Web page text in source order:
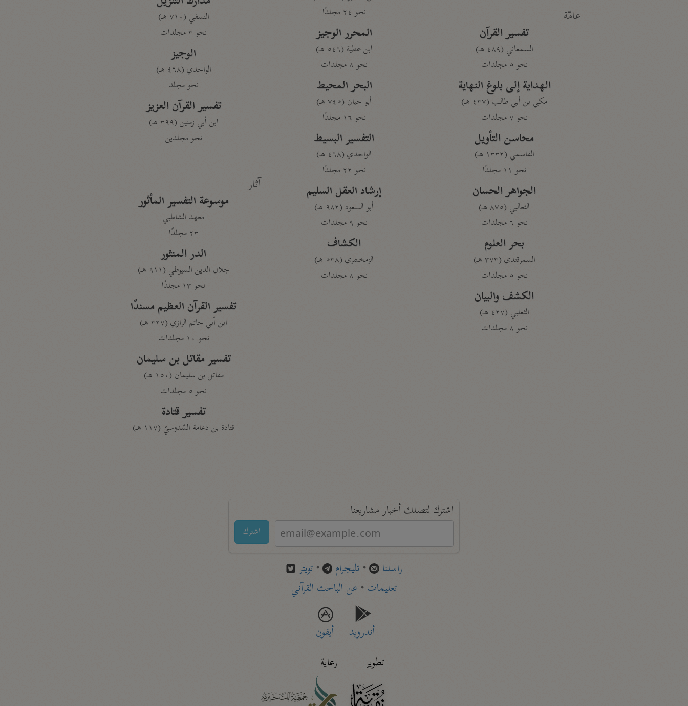
عامّة
تفسير القرآن
السمعاني (٤٨٩ هـ)
نحو ٥ مجلدات
الهداية إلى بلوغ النهاية
مكي بن أبي طالب (٤٣٧ هـ)
نحو ٧ مجلدات
محاسن التأويل
القاسمي (١٣٣٢ هـ)
نحو ١١ مجلدًا
الجواهر الحسان
الثعالبي (٨٧٥ هـ)
نحو ٦ مجلدات
بحر العلوم
السمرقندي (٣٧٣ هـ)
نحو ٥ مجلدات
الكشف والبيان
الثعلبي (٤٢٧ هـ)
نحو ٨ مجلدات
نحو ٢٤ مجلدًا
المحرر الوجيز
ابن عطية (٥٤٦ هـ)
نحو ٨ مجلدات
البحر المحيط
أبو حيان (٧٤٥ هـ)
نحو ١٦ مجلدًا
التفسير البسيط
الواحدي (٤٦٨ هـ)
نحو ٢٢ مجلدًا
إرشاد العقل السليم
أبو السعود (٩٨٢ هـ)
نحو ٩ مجلدات
الكشاف
الزمخشري (٥٣٨ هـ)
نحو ٨ مجلدات
النسفي (٧١٠ هـ)
نحو ٣ مجلدات
الوجيز
الواحدي (٤٦٨ هـ)
نحو مجلد
تفسير القرآن العزيز
ابن أبي زمنين (٣٩٩ هـ)
نحو مجلدين
آثار
موسوعة التفسير المأثور
معهد الشاطبي
٢٣ مجلدًا
الدر المنثور
جلال الدين السيوطي (٩١١ هـ)
نحو ١٣ مجلدًا
تفسير القرآن العظيم مسندًا
ابن أبي حاتم الرازي (٣٢٧ هـ)
نحو ١٠ مجلدات
تفسير مقاتل بن سليمان
مقاتل بن سليمان (١٥٠ هـ)
نحو ٥ مجلدات
تفسير قتادة
قتادة بن دعامة السّدوسيّ (١١٧ هـ)
اشترك لتصلك أخبار مشاريعنا
اشترك
راسلنا • تليجرام • تويتر
تعليمات• عن الباحث القرآني
أندرويد
أيفون
تطوير
رعاية